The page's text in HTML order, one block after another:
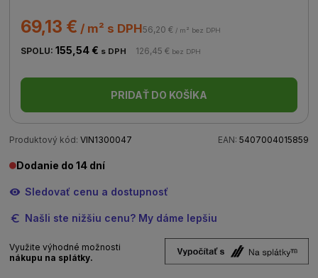
69,13 € / m² s DPH56,20 € / m² bez DPH
SPOLU:155,54 € s DPH 126,45 € bez DPH
PRIDAŤ DO KOŠÍKA
Produktový kód: VIN1300047 EAN: 5407004015859
Dodanie do 14 dní
Sledovať cenu a dostupnosť
Našli ste nižšiu cenu? My dáme lepšiu
Využite výhodné možnosti
nákupu na splátky.